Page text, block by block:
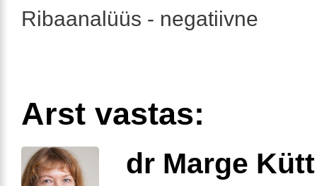
Ribaanalüüs - negatiivne
Arst vastas:
dr Marge Kütt